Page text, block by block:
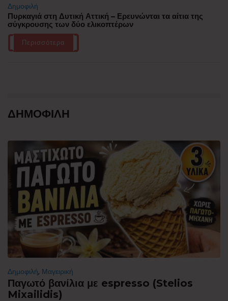
Δημοφιλή
Πυρκαγιά στη Δυτική Αττική – Ερευνώνται τα αίτια της
σύγκρουσης των δύο ελικοπτέρων
Περισσότερα
ΔΗΜΟΦΙΛΗ
Δημοφιλή, Μαγειρική
Παγωτό βανίλια με espresso (Stelios
Mixailidis)